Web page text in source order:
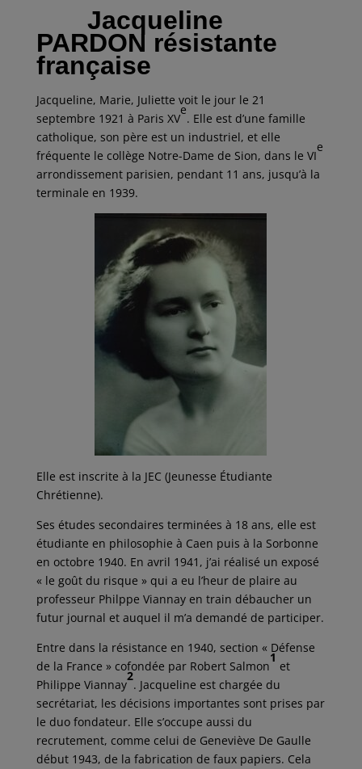
b
o
o
k
t
e
r
a
i
l
n
k
e
d
I
n
r
t
a
g
e
r
Jacqueline
PARDON résistante
française
Jacqueline, Marie, Juliette voit le jour le 21
septembre 1921 à Paris XV
e
. Elle est d’une famille
catholique, son père est un industriel, et elle
fréquente le collège Notre-Dame de Sion, dans le VI
e
arrondissement parisien, pendant 11 ans, jusqu’à la
terminale en 1939.
Elle est inscrite à la JEC (Jeunesse Étudiante
Chrétienne).
Ses études secondaires terminées à 18 ans, elle est
étudiante en philosophie à Caen puis à la Sorbonne
en octobre 1940. En avril 1941, j’ai réalisé un exposé
« le goût du risque » qui a eu l’heur de plaire au
professeur Philppe Viannay en train débaucher un
futur journal et auquel il m’a demandé de participer.
Entre dans la résistance en 1940, section « Défense
de la France » cofondée par Robert Salmon
1
et
Philippe Viannay
2
. Jacqueline est chargée du
secrétariat, les décisions importantes sont prises par
le duo fondateur. Elle s’occupe aussi du
recrutement, comme celui de Geneviève De Gaulle
début 1943, de la fabrication de faux papiers. Cela